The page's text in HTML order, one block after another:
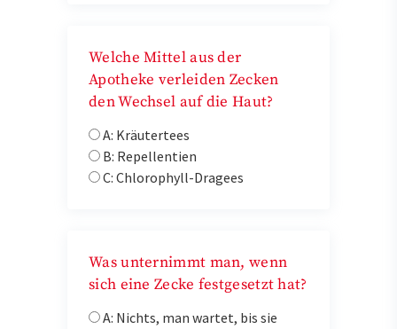
Welche Mittel aus der
Apotheke verleiden Zecken
den Wechsel auf die Haut?
A: Kräutertees
B: Repellentien
C: Chlorophyll-Dragees
Was unternimmt man, wenn
sich eine Zecke festgesetzt hat?
A: Nichts, man wartet, bis sie